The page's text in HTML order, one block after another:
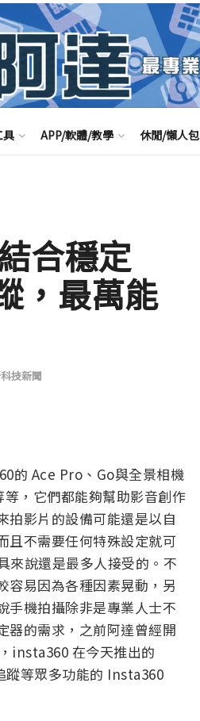
具 APP/軟體/教學 休閒/懶人包
合穩定
，最萬能
技新聞
的 Ace Pro、Go與全景相機
，它們都能夠幫助影音創作
拍影片的設備可能還是以自
且不需要任何特殊設定就可
來說還是最多人接受的。不
容易因為各種因素晃動，另
手機拍攝除非是專業人士不
器的需求，之前阿達曾經開
insta360 在今天推出的
蹤等眾多功能的 Insta360